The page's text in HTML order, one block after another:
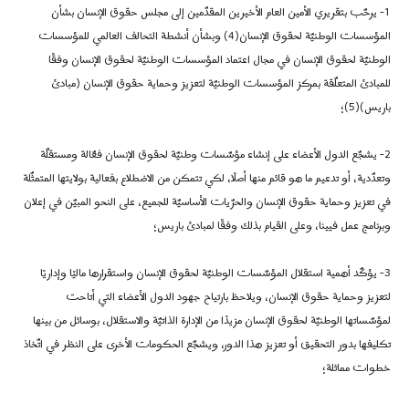
1- يرحّب بتقريري الأمين العام الأخيرين المقدّمين إلى مجلس حقوق الإنسان بشأن
المؤسسات الوطنيّة لحقوق الإنسان(4) وبشأن أنشطة التحالف العالمي للمؤسسات
الوطنيّة لحقوق الإنسان في مجال اعتماد المؤسسات الوطنيّة لحقوق الإنسان وفقًا
للمبادئ المتعلّقة بمركز المؤسسات الوطنيّة لتعزيز وحماية حقوق الإنسان (مبادئ
باريس)(5)؛
2- يشجّع الدول الأعضاء على إنشاء مؤسّسات وطنيّة لحقوق الإنسان فعّالة ومستقلّة
وتعدّدية، أو تدعيم ما هو قائم منها أصلًا، لكي تتمكن من الاضطلاع بفعالية بولايتها المتمثّلة
في تعزيز وحماية حقوق الإنسان والحرّيات الأساسيّة للجميع، على النحو المبيّن في إعلان
وبرنامج عمل فيينا، وعلى القيام بذلك وفقًا لمبادئ باريس؛
3- يؤكّد أهمية استقلال المؤسّسات الوطنيّة لحقوق الإنسان واستقرارها ماليًا وإداريًا
لتعزيز وحماية حقوق الإنسان، ويلاحظ بارتياح جهود الدول الأعضاء التي أتاحت
لمؤسّساتها الوطنيّة لحقوق الإنسان مزيدًا من الإدارة الذاتيّة والاستقلال، بوسائل من بينها
تكليفها بدور التحقيق أو تعزيز هذا الدور، ويشجّع الحكومات الأخرى على النظر في اتّخاذ
خطوات مماثلة؛